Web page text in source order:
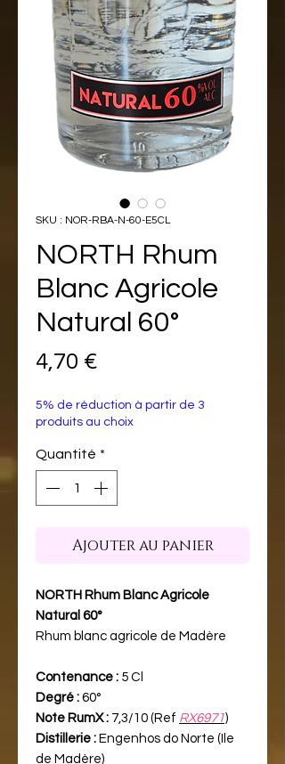
SKU : NOR-RBA-N-60-E5CL
NORTH Rhum
Blanc Agricole
Natural 60°
4,70 €
5% de réduction à partir de 3
produits au choix
Quantité *
Ajouter au panier
NORTH Rhum Blanc Agricole
Natural 60°
Rhum blanc agricole de Madère
Contenance : 5 Cl
Degré : 60°
Note RumX : 7,3/10 (Ref RX6971)
Distillerie : Engenhos do Norte (Ile
de Madère)